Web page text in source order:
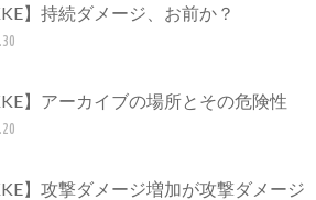
】持続ダメージ、お前か？
】アーカイブの場所とその危険性
】攻撃ダメージ増加が攻撃ダメージ